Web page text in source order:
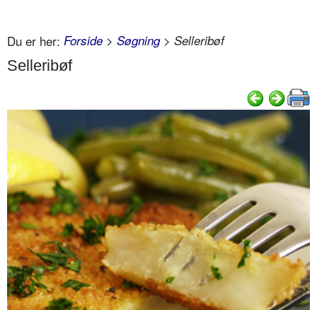
Du er her: Forside > Søgning> Selleribøf
Selleribøf